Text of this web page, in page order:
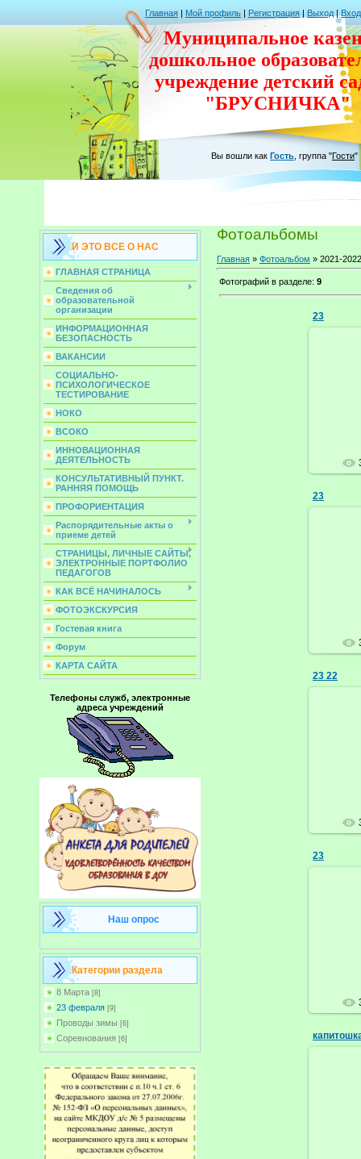
Главная | Мой профиль | Регистрация | Выход | Вход
Муниципальное
дошкольное
учреждение детский
"БРУСНИЧКА"
Вы вошли как Гость группа "Гости"
И ЭТО ВСЕ О НАС
ГЛАВНАЯ СТРАНИЦА
Сведения об
образовательной
организации
ИНФОРМАЦИОННАЯ
БЕЗОПАСНОСТЬ
ВАКАНСИИ
СОЦИАЛЬНО-
ПСИХОЛОГИЧЕСКОЕ
ТЕСТИРОВАНИЕ
НОКО
ВСОКО
ИННОВАЦИОННАЯ
ДЕЯТЕЛЬНОСТЬ
КОНСУЛЬТАТИВНЫЙ ПУНКТ.
РАННЯЯ ПОМОЩЬ
ПРОФОРИЕНТАЦИЯ
Распорядительные акты о
приеме детей
СТРАНИЦЫ, ЛИЧНЫЕ САЙТЫ,
ЭЛЕКТРОННЫЕ ПОРТФОЛИО
ПЕДАГОГОВ
КАК ВСЁ НАЧИНАЛОСЬ
ФОТОЭКСКУРСИЯ
Гостевая книга
Форум
КАРТА САЙТА
Телефоны служб, электронные
адреса учреждений
Наш опрос
Категории раздела
8 Марта [8]
23 февраля [9]
Проводы зимы [6]
Соревнования [6]
Фотоальбомы
Главная » Фотоальбом » 2021-2022
Фотографий в разделе: 9
23
23
23 22
23